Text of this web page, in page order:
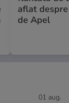
aflat
de Apel
01 aug.